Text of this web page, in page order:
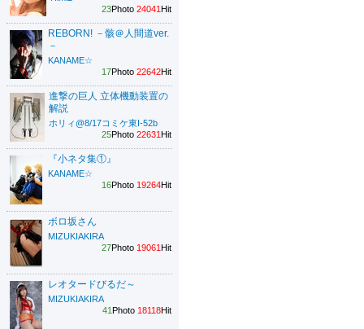
23Photo 24041Hit
REBORN! －骸＠人間道ver.
－
KANAME☆
17Photo 22642Hit
進撃の巨人 立体機動装置の
解説
ホリィ@8/17コミケ東I-52b
25Photo 22631Hit
『小ネタ集①』
KANAME☆
16Photo 19264Hit
ボロ坂さん
MIZUKIAKIRA
27Photo 19061Hit
レオタードびるだ～
MIZUKIAKIRA
41Photo 18118Hit